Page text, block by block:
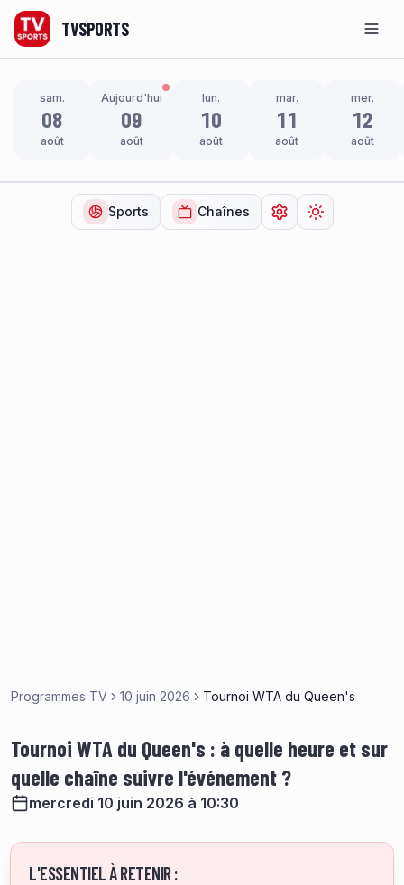
TVSPORTS
sam.
08
août
Aujourd'hui
09
août
lun.
10
août
mar.
11
août
mer.
12
août
Sports Chaînes Ouvrir lesChanger de
Programmes TV 10 juin 2026 Tournoi WTA du Queen's
Tournoi WTA du Queen's : à quelle heure et sur
quelle chaîne suivre l'événement ?
mercredi 10 juin 2026 à 10:30
L'ESSENTIEL À RETENIR :